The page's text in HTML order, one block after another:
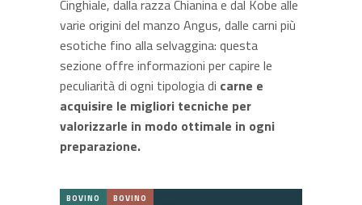
Cinghiale, dalla razza Chianina e dal Kobe alle
varie origini del manzo Angus, dalle carni più
esotiche fino alla selvaggina: questa
sezione offre informazioni per capire le
peculiarità di ogni tipologia di carne e
acquisire le migliori tecniche per
valorizzarle in modo ottimale in ogni
preparazione.
BOVINO BOVINO